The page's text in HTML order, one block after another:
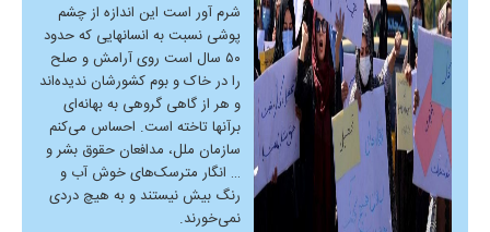
شرم آور است این اندازه از چشم
پوشی نسبت به انسانهایی که حدود
۵۰ سال است روی آرامش و صلح
را در خاک و بوم کشورشان ندیده‌اند
و هر از گاهی گروهی به بهانه‌ای
برآنها تاخته است. احساس می‌کنم
سازمان ملل، مدافعان حقوق بشر و
… انگار مترسک‌های خوش آب و
رنگ بیش نیستند و به هیچ دردی
نمی‌خورند.